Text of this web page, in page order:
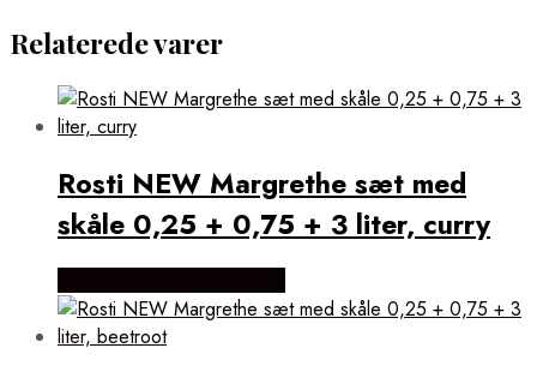
Relaterede varer
Rosti NEW Margrethe sæt med
skåle 0,25 + 0,75 + 3 liter, curry